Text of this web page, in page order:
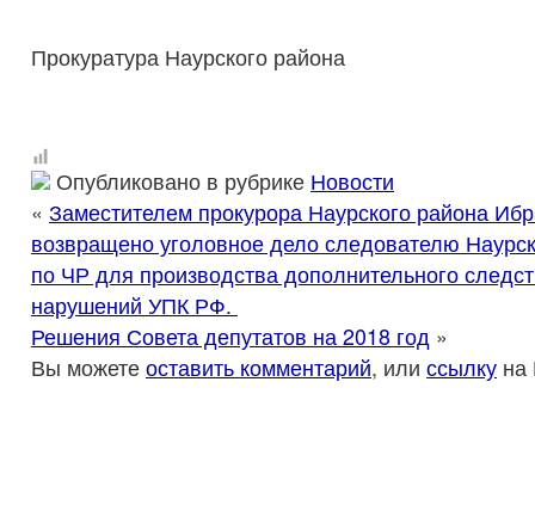
Прокуратура Наурского района
Опубликовано в рубрике Новости
« Заместителем прокурора Наурского района
возвращено уголовное дело следователю
по ЧР для производства дополнительного
нарушений УПК РФ.
Решения Совета депутатов на 2018 год »
Вы можете оставить комментарий, или ссылку на